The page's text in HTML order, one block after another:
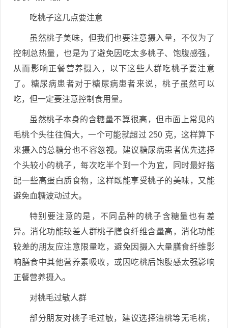
吃桃子这几点要注意
虽然桃子美味，但我们也要注意摄入量，不仅为了
控制总热量，也是为了避免因吃太多桃子、饱腹感强，
从而影响正餐营养摄入，以下这些人群吃桃子要注意
了。糖尿病患者对于糖尿病患者来说，桃子虽然可以
吃，但一定要注意控制食用量。
虽然桃子本身的含糖量不算很高，但市面上常见的
毛桃个头往往偏大，一个可能就超过 250 克，这样算下
来摄入的总糖分也不容忽视。建议糖尿病患者优先选择
个头较小的桃子，每次吃半个到一个为宜，同时最好搭
配一些高蛋白质食物，这样既能享受桃子的美味，又能
避免血糖波动过大。
特别要注意的是，不同品种的桃子含糖量也有差
异。消化功能较差人群桃子膳食纤维含量高，消化功能
较差的朋友应注意限量吃，避免因摄入大量膳食纤维影
响膳食中其他营养素吸收，或因吃桃后饱腹感太强影响
正餐营养摄入。
对桃毛过敏人群
部分朋友对桃子毛过敏，建议选择油桃等无毛桃，